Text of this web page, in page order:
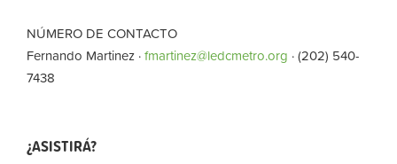
NÚMERO DE CONTACTO
Fernando Martinez ·fmartinez@ledcmetro.org · (202) 540-
7438
¿ASISTIRÁ?